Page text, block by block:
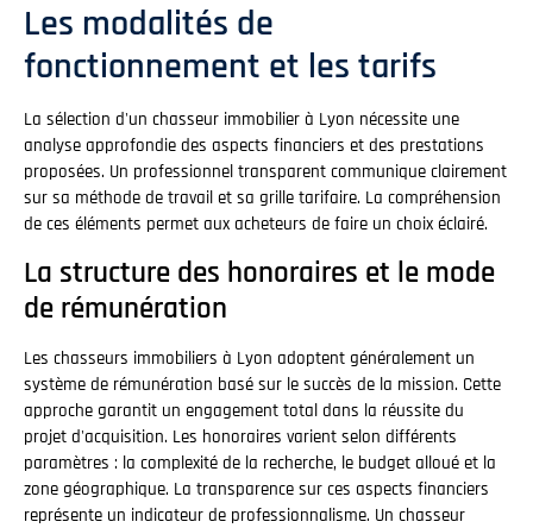
Les modalités de
fonctionnement et les tarifs
La sélection d'un chasseur immobilier à Lyon nécessite une
analyse approfondie des aspects financiers et des prestations
proposées. Un professionnel transparent communique clairement
sur sa méthode de travail et sa grille tarifaire. La compréhension
de ces éléments permet aux acheteurs de faire un choix éclairé.
La structure des honoraires et le mode
de rémunération
Les chasseurs immobiliers à Lyon adoptent généralement un
système de rémunération basé sur le succès de la mission. Cette
approche garantit un engagement total dans la réussite du
projet d'acquisition. Les honoraires varient selon différents
paramètres : la complexité de la recherche, le budget alloué et la
zone géographique. La transparence sur ces aspects financiers
représente un indicateur de professionnalisme. Un chasseur